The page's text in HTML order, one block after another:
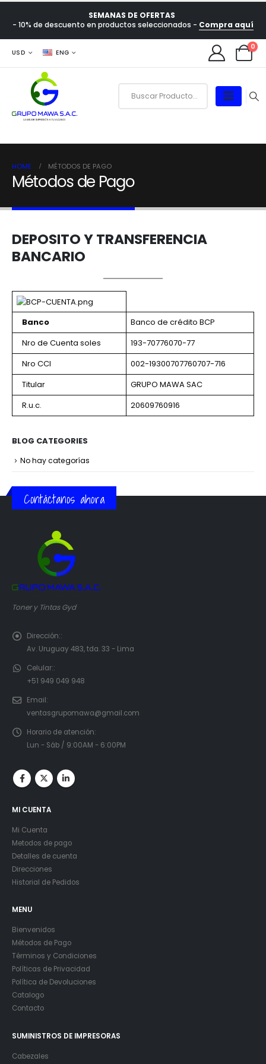
SEMANAS DE OFERTAS
- 10% de descuento en productos seleccionados - Compra aquí
USD ENG
0
HOME MÉTODOS DE PAGO
Métodos de Pago
DEPOSITO Y TRANSFERENCIA
BANCARIO
Banco
Banco de crédito BCP
Nro de Cuenta soles
193-70776070-77
Nro CCI
002-19300707760707-716
Titular
GRUPO MAWA SAC
R.u.c.
20609760916
BLOG CATEGORIES
No hay categorías
Contáctanos ahora
Toner y Tintas Gyd
Dirección::
Av. Uruguay 483, tda. 33 - Lima
Celular::
+51 949 049 948
Email:
ventasgrupomawa@gmail.com
Horario de atención:
Lun - Sáb / 9:00AM - 6:00PM
MI CUENTA
Mi Cuenta
Metodos de pago
Detalles de cuenta
Direcciones
Historial de Pedidos
MENU
Bienvenidos
Métodos de Pago
Términos y Condiciones
Políticas de Privacidad
Política de Devoluciones
Catalogo
Contacto
SUMINISTROS DE IMPRESORAS
Cabezales